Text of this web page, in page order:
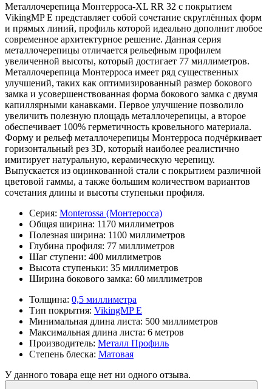
Металлочерепица Монтерроса-XL RR 32 с покрытием
VikingMP E представляет собой сочетание скруглённых форм
и прямых линий, профиль которой идеально дополнит любое
современное архитектурное решение. Данная серия
металлочерепицы отличается рельефным профилем
увеличенной высоты, который достигает 77 миллиметров.
Металлочерепица Монтерроса имеет ряд существенных
улучшений, таких как оптимизированный размер бокового
замка и усовершенствованная форма бокового замка с двумя
капиллярными канавками. Первое улучшение позволило
увеличить полезную площадь металлочерепицы, а второе
обеспечивает 100% герметичность кровельного материала.
Форму и рельеф металлочерепицы Монтерроса подчёркивает
горизонтальный рез 3D, который наиболее реалистично
имитирует натуральную, керамическую черепицу.
Выпускается из оцинкованной стали с покрытием различной
цветовой гаммы, а также большим количеством вариантов
сочетания длины и высоты ступеньки профиля.
Серия: Monterossa (Монтеросса)
Общая ширина: 1170 миллиметров
Полезная ширина: 1100 миллиметров
Глубина профиля: 77 миллиметров
Шаг ступени: 400 миллиметров
Высота ступеньки: 35 миллиметров
Ширина бокового замка: 60 миллиметров
Толщина: 0,5 миллиметра
Тип покрытия: VikingMP E
Минимальная длина листа: 500 миллиметров
Максимальная длина листа: 6 метров
Производитель: Металл Профиль
Степень блеска: Матовая
У данного товара еще нет ни одного отзыва.